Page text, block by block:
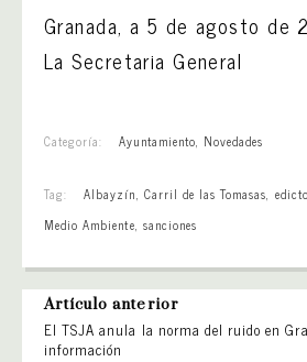
Granada, a 5 de agosto de
La Secretaria General
Categoría: Ayuntamiento, Novedades
Tag: Albayzín, Carril de las Tomasas,
Medio Ambiente, sanciones
Artículo anterior
El TSJA anula la norma del ruido en
información